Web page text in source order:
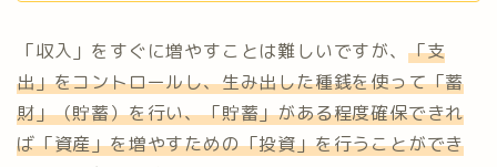
「収入」をすぐに増やすことは難しいですが、 「支
出」をコントロールし、生み出した種銭を使って「蓄
財」（貯蓄）を行い、「貯蓄」がある程度確保できれ
ば「資産」を増やすための「投資」を行うことができ